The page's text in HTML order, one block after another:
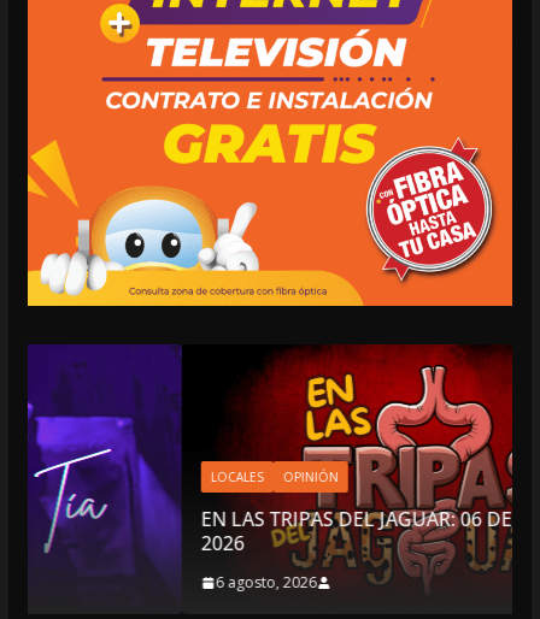
LOCALES OPINIÓN
EN LAS TRIPAS DEL JAGUAR: 06 DE AGOSTO DE
2026
6 agosto, 2026